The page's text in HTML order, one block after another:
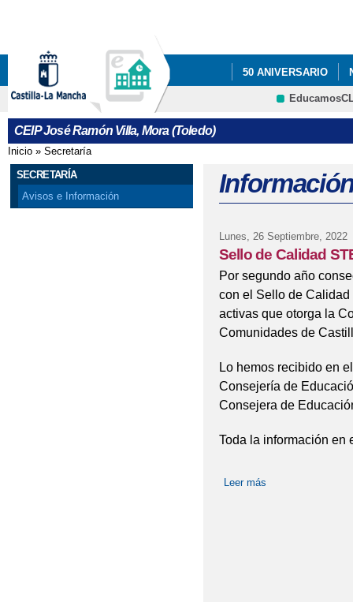
50 ANIVERSARIO
INFÓRMATE AMPA
CEIP José Ramón Villa, Mora (Toledo)
Se encuentra usted aquí
Inicio » Secretaría
SECRETARÍA
Avisos e Información
Lunes, 26 Septiembre, 2022
Sello de Calidad
Por segundo año
con el Sello de
activas que otorga la
Comunidades de
Lo hemos recibido en
Consejería de
Consejera de
Toda la información en
Leer más